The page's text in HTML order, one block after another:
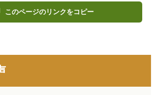
このページのリンクをコピー